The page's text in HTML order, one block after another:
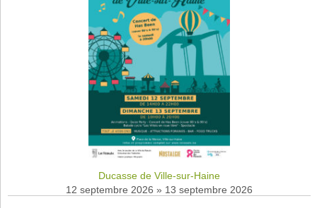
Ducasse de Ville-sur-Haine
12 septembre 2026 » 13 septembre 2026